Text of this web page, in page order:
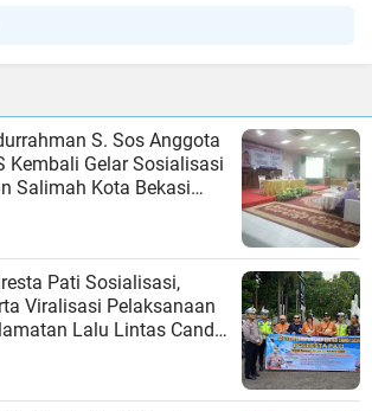
S. Sos Anggota
Kembali Gelar Sosialisasi
Salimah Kota Bekasi
Pati Sosialisasi,
Viralisasi Pelaksanaan
Lalu Lintas Candi